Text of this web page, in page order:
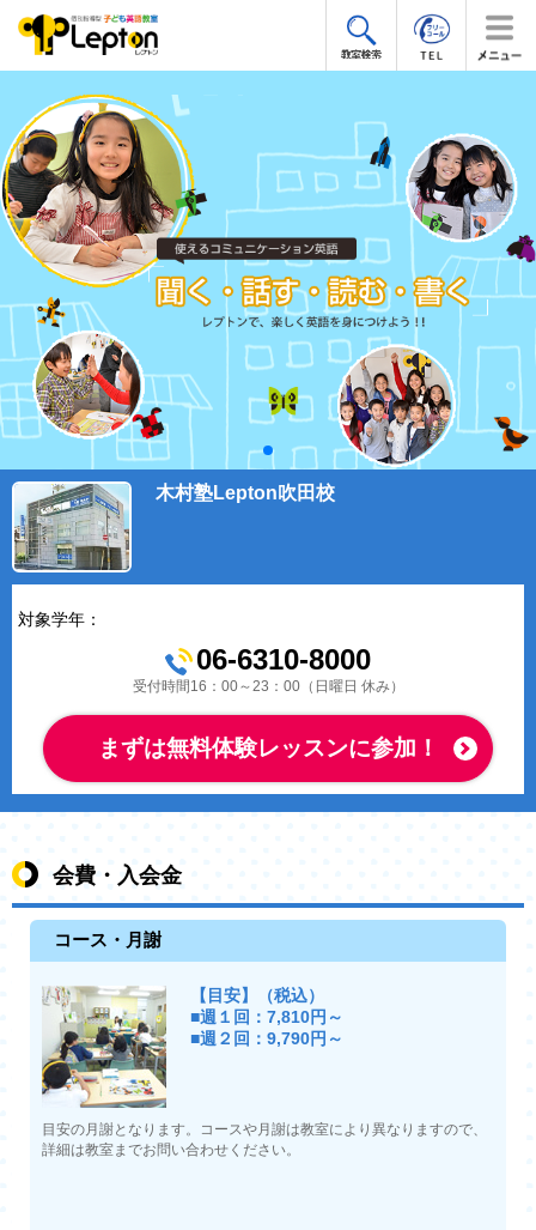
木村塾Lepton吹田校
対象学年：
06-6310-8000
受付時間16：00～23：00（日曜日 休み）
まずは無料体験レッスンに参加！
会費・入会金
コース・月謝
【目安】（税込）
■週１回：7,810円～
■週２回：9,790円～
目安の月謝となります。コースや月謝は教室により異なりますので、
詳細は教室までお問い合わせください。